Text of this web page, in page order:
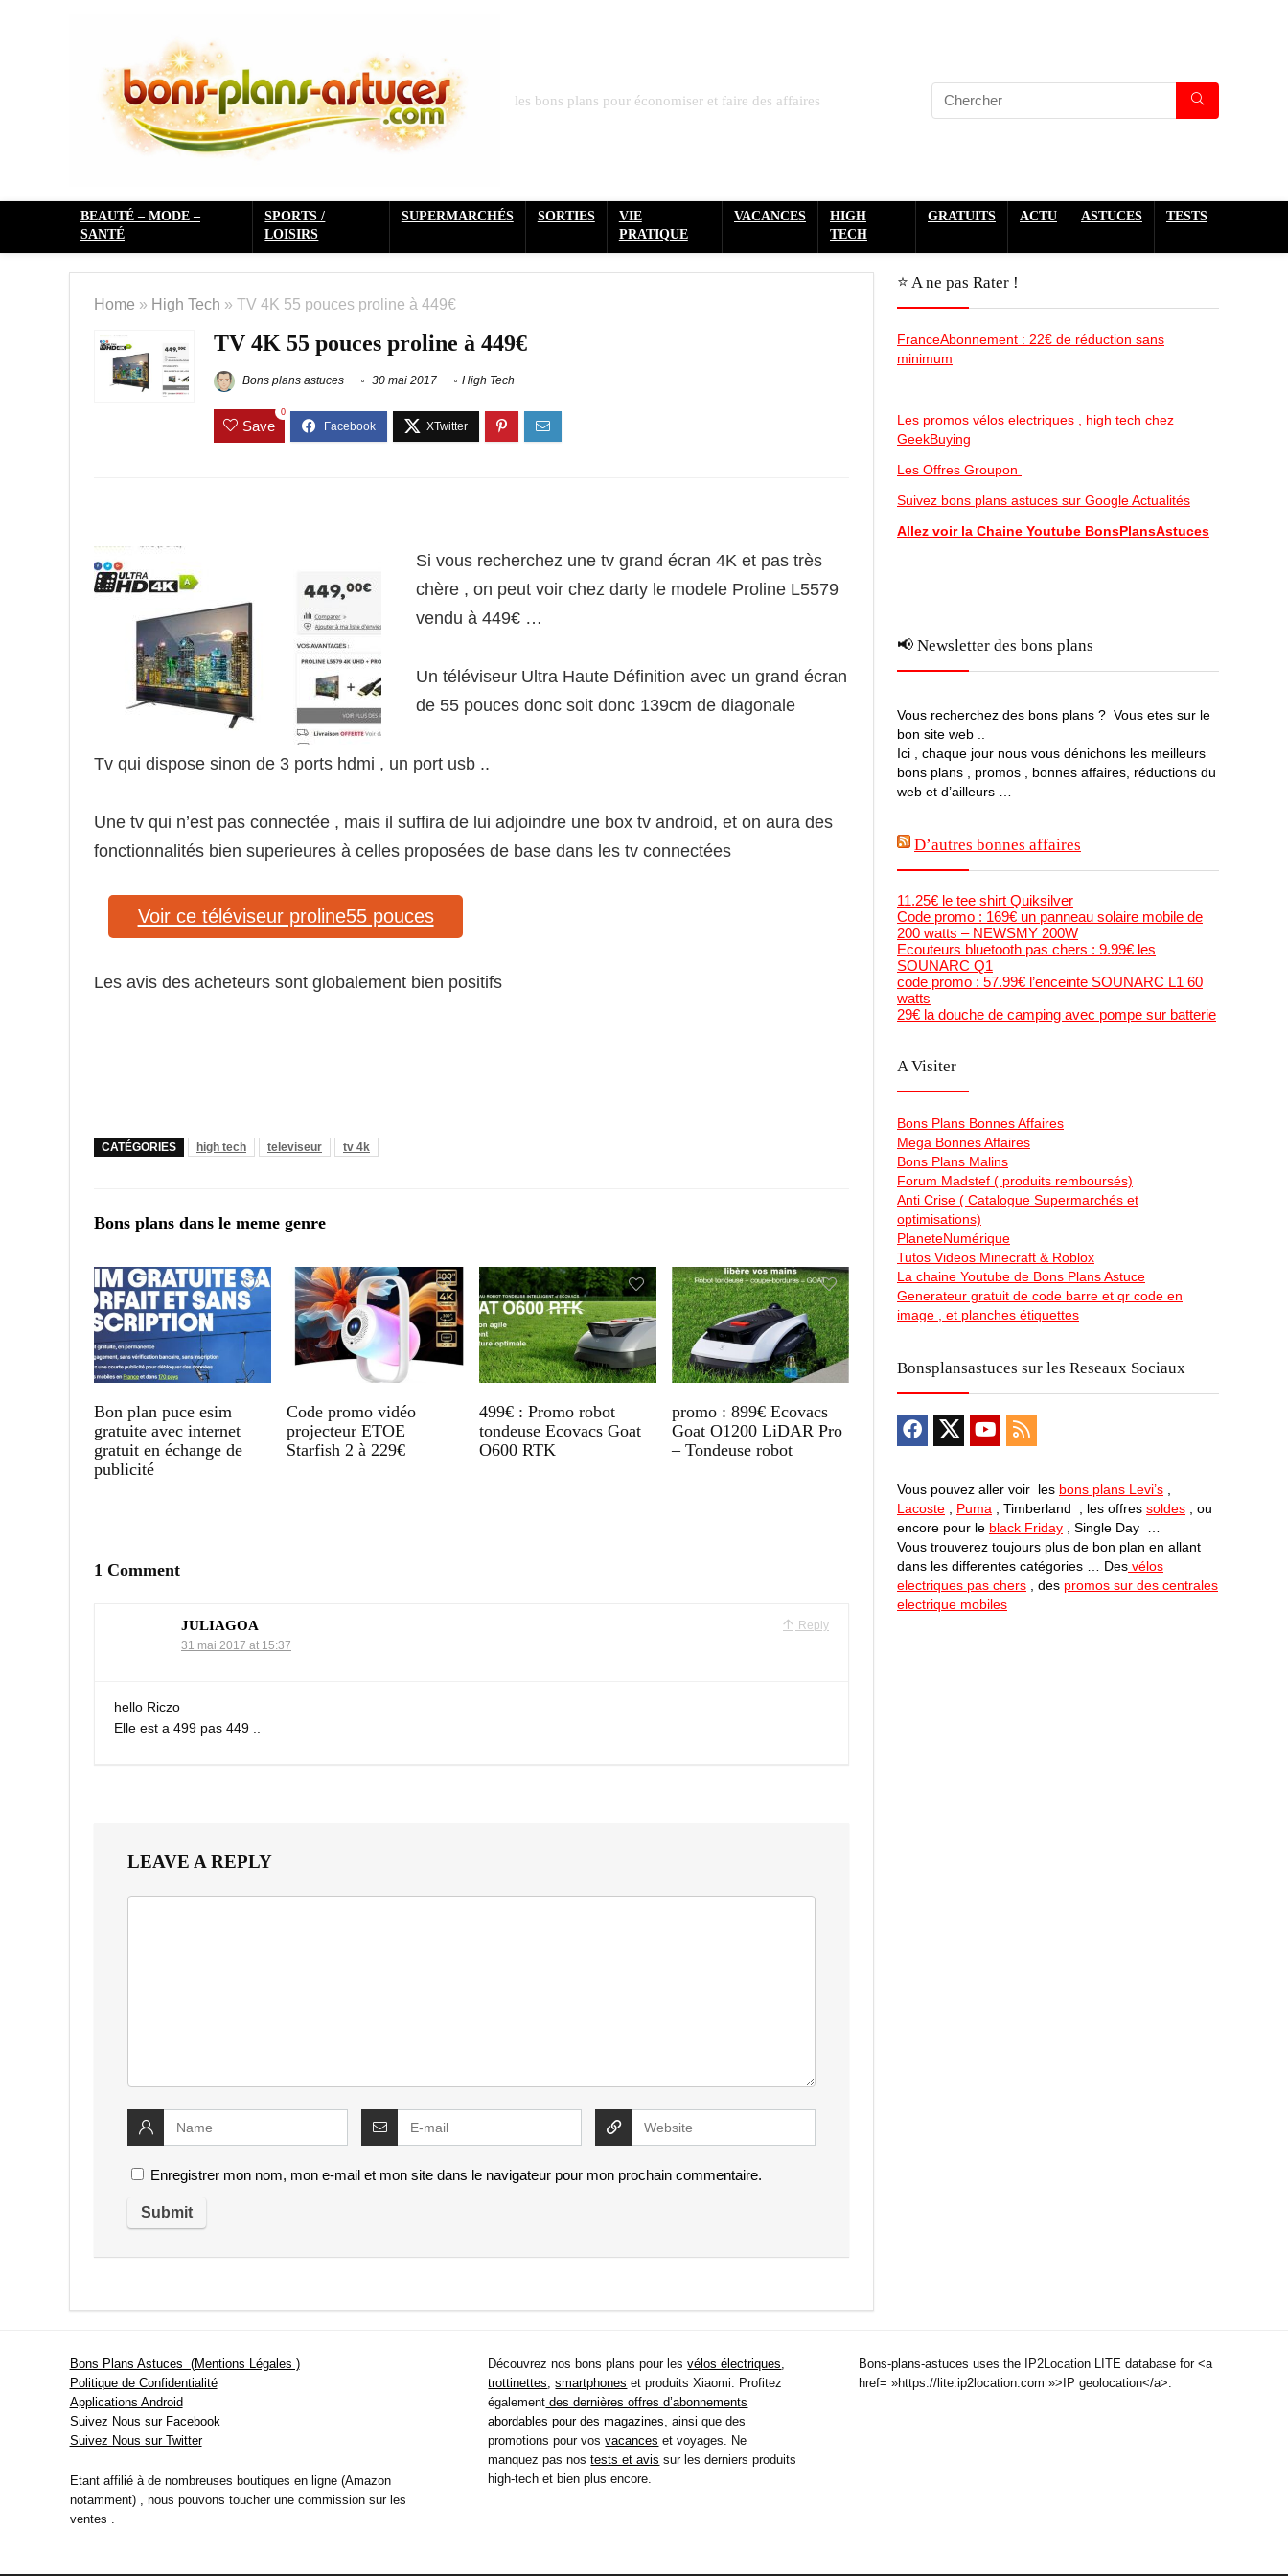
les bons plans pour économiser et faire des affaires
BEAUTÉ – MODE –
SANTÉ
SPORTS /
LOISIRS
SUPERMARCHÉS SORTIES
VIE
PRATIQUE
VACANCES
HIGH
TECH
GRATUITS ACTU ASTUCES TESTS
Home » High Tech » TV 4K 55 pouces proline à 449€
TV 4K 55 pouces proline à 449€
Bons plans astuces 30 mai 2017 High Tech
Save
0
Si vous recherchez une tv grand écran 4K et pas très
chère , on peut voir chez darty le modele Proline L5579
vendu à 449€ …
Un téléviseur Ultra Haute Définition avec un grand écran
de 55 pouces donc soit donc 139cm de diagonale
Tv qui dispose sinon de 3 ports hdmi , un port usb ..
Une tv qui n’est pas connectée , mais il suffira de lui adjoindre une box tv android, et on aura des
fonctionnalités bien superieures à celles proposées de base dans les tv connectées
Voir ce téléviseur proline55 pouces
Les avis des acheteurs sont globalement bien positifs
CATÉGORIES high tech televiseur tv 4k
Bons plans dans le meme genre
Bon plan puce esim
gratuite avec internet
gratuit en échange de
publicité
Code promo vidéo
projecteur ETOE
Starfish 2 à 229€
499€ : Promo robot
tondeuse Ecovacs Goat
O600 RTK
promo : 899€ Ecovacs
Goat O1200 LiDAR Pro
– Tondeuse robot
1 Comment
Reply
JULIAGOA
31 mai 2017 at 15:37
hello Riczo
Elle est a 499 pas 449 ..
LEAVE A REPLY
Enregistrer mon nom, mon e-mail et mon site dans le navigateur pour mon prochain commentaire.
⭐️ A ne pas Rater !
FranceAbonnement : 22€ de réduction sans
minimum
Les promos vélos electriques , high tech chez
GeekBuying
Les Offres Groupon
Suivez bons plans astuces sur Google Actualités
Allez voir la Chaine Youtube BonsPlansAstuces
📢 Newsletter des bons plans
Vous recherchez des bons plans ? Vous etes sur le
bon site web ..
Ici , chaque jour nous vous dénichons les meilleurs
bons plans , promos , bonnes affaires, réductions du
web et d’ailleurs …
D’autres bonnes affaires
11.25€ le tee shirt Quiksilver
Code promo : 169€ un panneau solaire mobile de
200 watts – NEWSMY 200W
Ecouteurs bluetooth pas chers : 9.99€ les
SOUNARC Q1
code promo : 57.99€ l’enceinte SOUNARC L1 60
watts
29€ la douche de camping avec pompe sur batterie
A Visiter
Bons Plans Bonnes Affaires
Mega Bonnes Affaires
Bons Plans Malins
Forum Madstef ( produits remboursés)
Anti Crise ( Catalogue Supermarchés et
optimisations)
PlaneteNumérique
Tutos Videos Minecraft & Roblox
La chaine Youtube de Bons Plans Astuce
Generateur gratuit de code barre et qr code en
image , et planches étiquettes
Bonsplansastuces sur les Reseaux Sociaux
Vous pouvez aller voir les bons plans Levi’s
Lacoste
Puma , Timberland , les offres soldes , ou
encore pour le black Friday , Single Day …
Vous trouverez toujours plus de bon plan en allant
dans les differentes catégories … Des vélos
electriques pas chers , des promos sur des centrales
electrique mobiles
Bons Plans Astuces (Mentions Légales )
Politique de Confidentialité
Applications Android
Suivez Nous sur Facebook
Suivez Nous sur Twitter
Etant affilié à de nombreuses boutiques en ligne (Amazon
notamment) , nous pouvons toucher une commission sur les
ventes .
Découvrez nos bons plans pour lesvélos électriques
trottinettes ,smartphones et produits Xiaomi. Profitez
également des dernières offres d’abonnements
abordables pour des magazines , ainsi que des
promotions pour vosvacances et voyages. Ne
manquez pas nostests et avis sur les derniers produits
high-tech et bien plus encore.
Bons-plans-astuces uses the IP2Location LITE database for <a
href= »https://lite.ip2location.com »>IP geolocation</a>.